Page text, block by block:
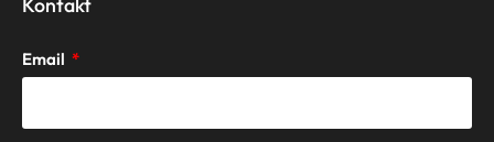
Kontakt
Email